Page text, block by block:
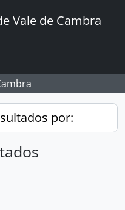
Vale de Cambra
por: